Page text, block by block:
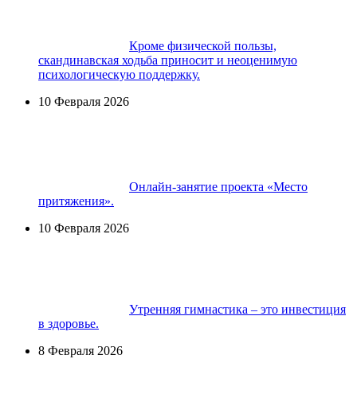
Кроме физической пользы,
скандинавская ходьба приносит и неоценимую
психологическую поддержку.
10 Февраля 2026
Онлайн-занятие проекта «Место
притяжения».
10 Февраля 2026
Утренняя гимнастика – это инвестиция
в здоровье.
8 Февраля 2026